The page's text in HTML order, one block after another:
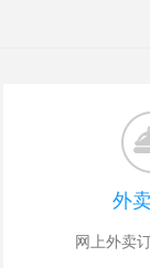
外
网上外卖